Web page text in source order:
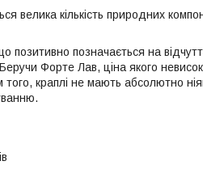
велика кількість природних
позначається на
Форте Лав, ціна якого
того, краплі не мають абсолютно